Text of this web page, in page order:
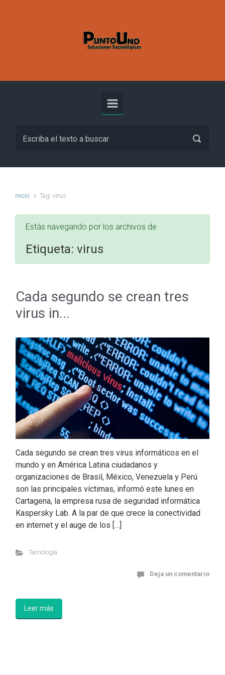
Inicio Tag: virus
Estás navegando por los archivos de
Etiqueta: virus
Cada segundo se crean tres
virus in...
Cada segundo se crean tres virus informáticos en el
mundo y en América Latina ciudadanos y
organizaciones de Brasil, México, Venezuela y Perú
son las principales víctimas, informó este lunes en
Cartagena, la empresa rusa de seguridad informática
Kaspersky Lab. A la par de que crece la conectividad
en internet y el auge de los […]
Tecnología
Deja un comentario
Leer más